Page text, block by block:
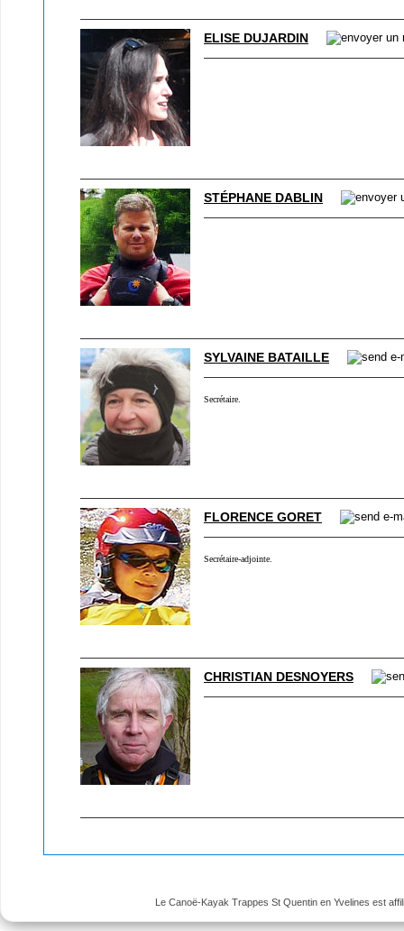
ELISE DUJARDIN
STÉPHANE DABLIN
SYLVAINE BATAILLE
Secrétaire.
FLORENCE GORET
Secrétaire-adjointe.
CHRISTIAN DESNOYERS
Le Canoë-Kayak Trappes St Quentin en Yvelines est